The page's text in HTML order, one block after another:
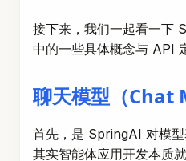
接下来，我们一起看一下
中的一些具体概念与 API
聊天模型（Chat
首先，是 SpringAI 对模型
其实智能体应用开发本质